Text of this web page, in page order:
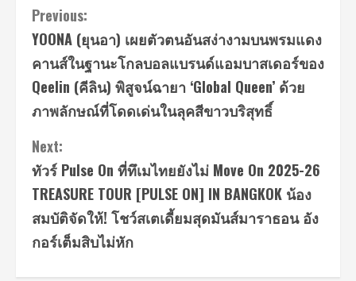
Continue
Reading
Previous:
YOONA (ยุนอา) เผยตัวตนอันสง่างามบนพรมแดง
คานส์ในฐานะโกลบอลแบรนด์แอมบาสเดอร์ของ
Qeelin (คีลิน) พิสูจน์ฉายา ‘Global Queen’ ด้วย
ภาพลักษณ์ที่โดดเด่นในลุคสีขาวบริสุทธิ์
Next:
ทัวร์ Pulse On ที่ทึเมไทยยังไม่ Move On 2025-26
TREASURE TOUR [PULSE ON] IN BANGKOK น้อง
สมบัติจัดให้! โชว์สเตเดี้ยมสุดมันส์มาราธอน อัง
กอร์เต็มสิบไม่หัก